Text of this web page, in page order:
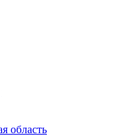
область